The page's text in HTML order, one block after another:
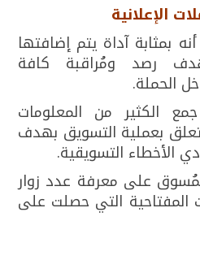
الإعلانية
بمثابة آداة يتم إضافتها
رصد ومُراقبة كافة
الحملة.
الكثير من المعلومات
بعملية التسويق بهدف
الأخطاء التسويقية.
على معرفة عدد زوار
المفتاحية التي حصلت على